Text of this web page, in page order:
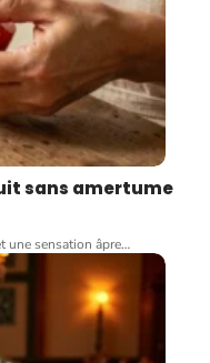
sans amertume
une sensation âpre…